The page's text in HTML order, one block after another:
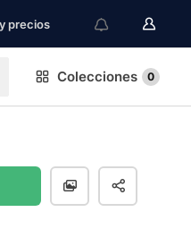
precios
Colecciones 0